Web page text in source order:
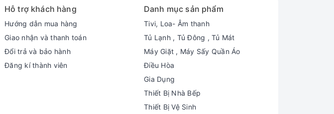
Hỗ trợ khách hàng
Hướng dẫn mua hàng
Giao nhận và thanh toán
Đổi trả và bảo hành
Đăng kí thành viên
Danh mục sản phẩm
Tivi, Loa- Âm thanh
Tủ Lạnh , Tủ Đông , Tủ Mát
Máy Giặt , Máy Sấy Quần Áo
Điều Hòa
Gia Dụng
Thiết Bị Nhà Bếp
Thiết Bị Vệ Sinh